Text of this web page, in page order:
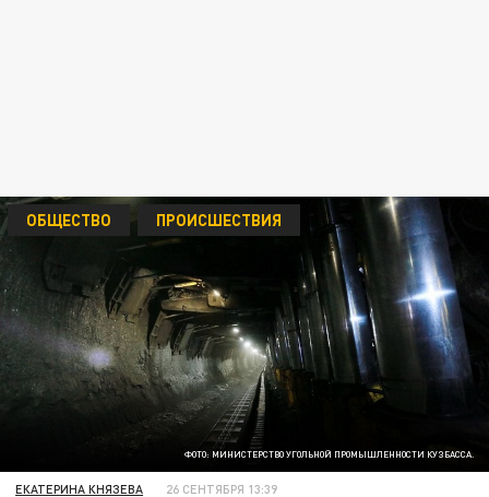
ФОТО: МИНИСТЕРСТВО УГОЛЬНОЙ ПРОМЫШЛЕННОСТИ КУЗБАССА.
ОБЩЕСТВО ПРОИСШЕСТВИЯ
ЕКАТЕРИНА КНЯЗЕВА 26 СЕНТЯБРЯ 13:39